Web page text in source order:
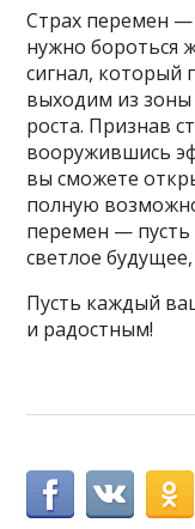
Страх перемен —
нужно бороться
сигнал, который
выходим из зоны
роста. Признав
вооружившись
вы сможете
полную
перемен — пусть
светлое
Пусть каждый
и радостным!